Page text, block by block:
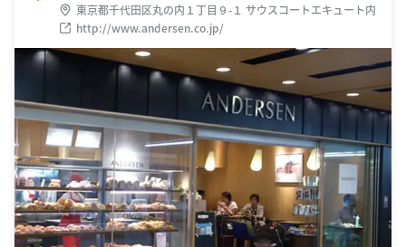
東京都千代田区丸の内１丁目９-１ サウスコートエキュート内
http://www.andersen.co.jp/